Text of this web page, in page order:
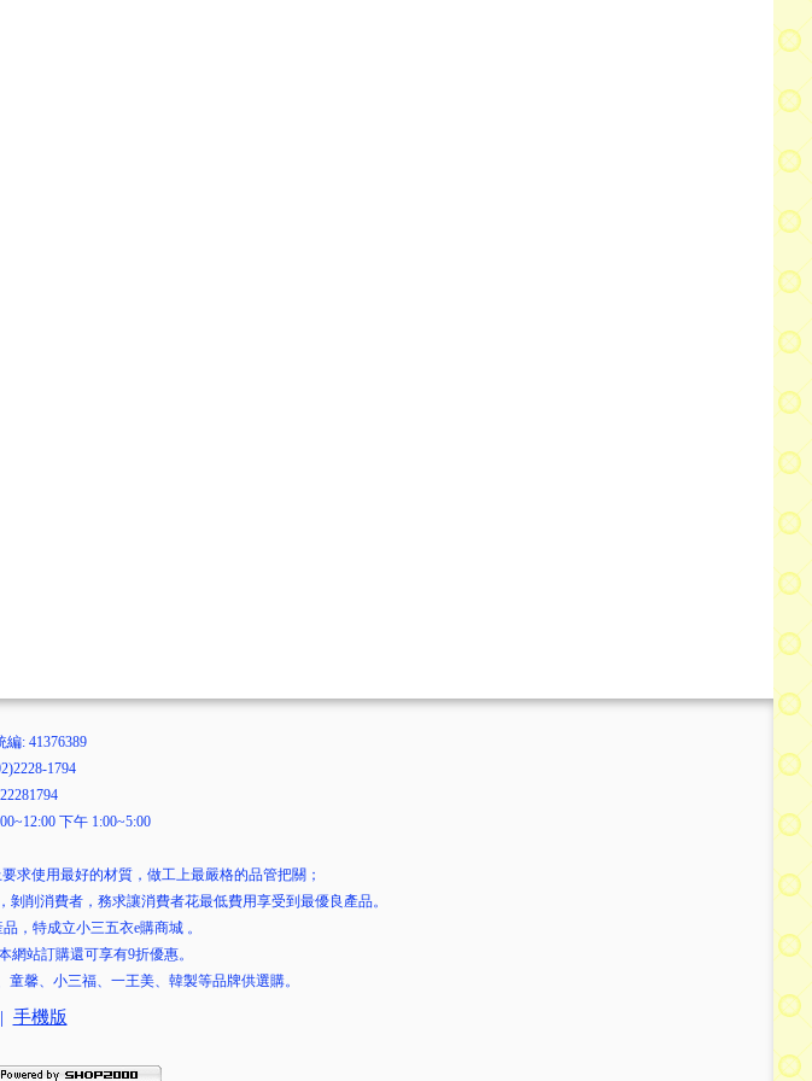
: 41376389
1794
下午 1:00~5:00
求使用最好的材質，做工上最嚴格的品管把關；
削消費者，務求讓消費者花最低費用享受到最優良產品。
，特成立小三五衣e購商城 。
網站訂購還可享有9折優惠。
馨、小三福、一王美、韓製等品牌供選購。
| 手機版